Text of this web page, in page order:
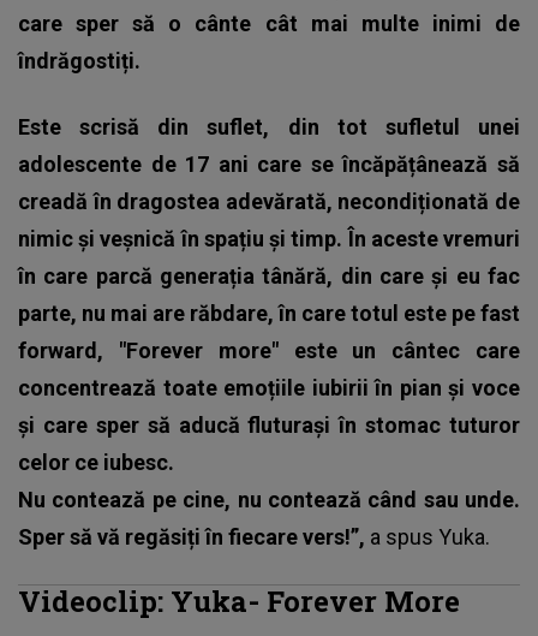
care sper să o cânte cât mai multe inimi de
îndrăgostiți.
Este scrisă din suflet, din tot sufletul unei
adolescente de 17 ani care se încăpățânează să
creadă în dragostea adevărată, necondiționată de
nimic și veșnică în spațiu și timp. În aceste vremuri
în care parcă generația tânără, din care și eu fac
parte, nu mai are răbdare, în care totul este pe fast
forward, "Forever more" este un cântec care
concentrează toate emoțiile iubirii în pian și voce
și care sper să aducă fluturași în stomac tuturor
celor ce iubesc.
Nu contează pe cine, nu contează când sau unde.
Sper să vă regăsiți în fiecare vers!”, a spus Yuka.
Videoclip: Yuka- Forever More